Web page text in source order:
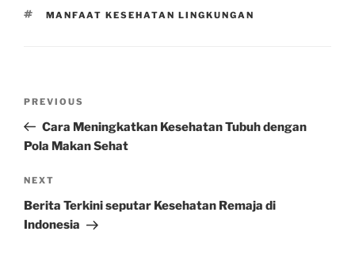
TAGS
MANFAAT KESEHATAN LINGKUNGAN
Previous
Post
PREVIOUS
Cara Meningkatkan Kesehatan Tubuh dengan
Pola Makan Sehat
Next
Post
NEXT
Berita Terkini seputar Kesehatan Remaja di
Indonesia